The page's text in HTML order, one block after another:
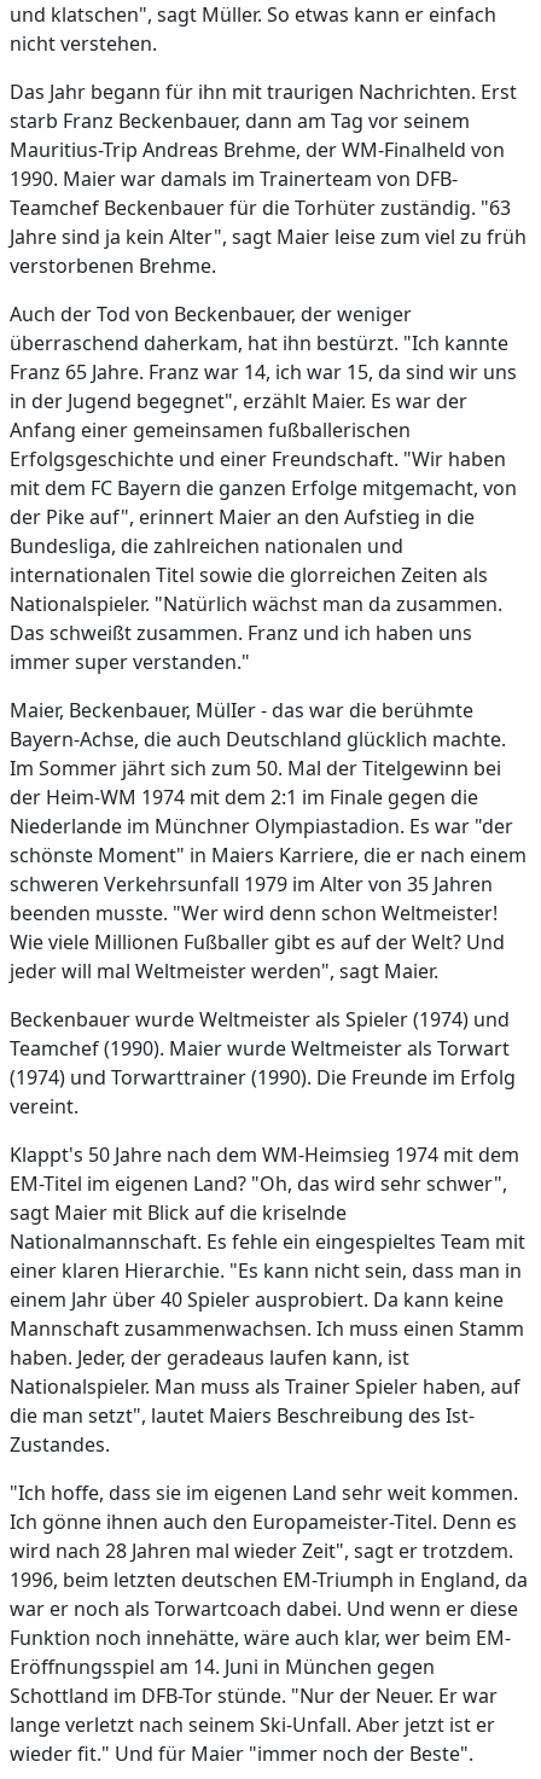
und klatschen", sagt Müller. So etwas kann er einfach
nicht verstehen.
Das Jahr begann für ihn mit traurigen Nachrichten. Erst
starb Franz Beckenbauer, dann am Tag vor seinem
Mauritius-Trip Andreas Brehme, der WM-Finalheld von
1990. Maier war damals im Trainerteam von DFB-
Teamchef Beckenbauer für die Torhüter zuständig. "63
Jahre sind ja kein Alter", sagt Maier leise zum viel zu früh
verstorbenen Brehme.
Auch der Tod von Beckenbauer, der weniger
überraschend daherkam, hat ihn bestürzt. "Ich kannte
Franz 65 Jahre. Franz war 14, ich war 15, da sind wir uns
in der Jugend begegnet", erzählt Maier. Es war der
Anfang einer gemeinsamen fußballerischen
Erfolgsgeschichte und einer Freundschaft. "Wir haben
mit dem FC Bayern die ganzen Erfolge mitgemacht, von
der Pike auf", erinnert Maier an den Aufstieg in die
Bundesliga, die zahlreichen nationalen und
internationalen Titel sowie die glorreichen Zeiten als
Nationalspieler. "Natürlich wächst man da zusammen.
Das schweißt zusammen. Franz und ich haben uns
immer super verstanden."
Maier, Beckenbauer, MülIer - das war die berühmte
Bayern-Achse, die auch Deutschland glücklich machte.
Im Sommer jährt sich zum 50. Mal der Titelgewinn bei
der Heim-WM 1974 mit dem 2:1 im Finale gegen die
Niederlande im Münchner Olympiastadion. Es war "der
schönste Moment" in Maiers Karriere, die er nach einem
schweren Verkehrsunfall 1979 im Alter von 35 Jahren
beenden musste. "Wer wird denn schon Weltmeister!
Wie viele Millionen Fußballer gibt es auf der Welt? Und
jeder will mal Weltmeister werden", sagt Maier.
Beckenbauer wurde Weltmeister als Spieler (1974) und
Teamchef (1990). Maier wurde Weltmeister als Torwart
(1974) und Torwarttrainer (1990). Die Freunde im Erfolg
vereint.
Klappt's 50 Jahre nach dem WM-Heimsieg 1974 mit dem
EM-Titel im eigenen Land? "Oh, das wird sehr schwer",
sagt Maier mit Blick auf die kriselnde
Nationalmannschaft. Es fehle ein eingespieltes Team mit
einer klaren Hierarchie. "Es kann nicht sein, dass man in
einem Jahr über 40 Spieler ausprobiert. Da kann keine
Mannschaft zusammenwachsen. Ich muss einen Stamm
haben. Jeder, der geradeaus laufen kann, ist
Nationalspieler. Man muss als Trainer Spieler haben, auf
die man setzt", lautet Maiers Beschreibung des Ist-
Zustandes.
"Ich hoffe, dass sie im eigenen Land sehr weit kommen.
Ich gönne ihnen auch den Europameister-Titel. Denn es
wird nach 28 Jahren mal wieder Zeit", sagt er trotzdem.
1996, beim letzten deutschen EM-Triumph in England, da
war er noch als Torwartcoach dabei. Und wenn er diese
Funktion noch innehätte, wäre auch klar, wer beim EM-
Eröffnungsspiel am 14. Juni in München gegen
Schottland im DFB-Tor stünde. "Nur der Neuer. Er war
lange verletzt nach seinem Ski-Unfall. Aber jetzt ist er
wieder fit." Und für Maier "immer noch der Beste".